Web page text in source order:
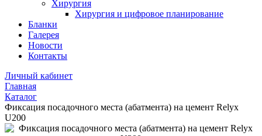
Хирургия
Хирургия и цифровое планирование
Бланки
Галерея
Новости
Контакты
Личный кабинет
Главная
Каталог
Фиксация посадочного места (абатмента) на цемент Relyx
U200